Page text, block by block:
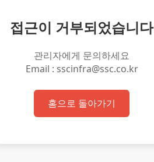
접근이 거부되었습니다
관리자에게 문의하세요
Email : sscinfra@ssc.co.kr
홈으로 돌아가기